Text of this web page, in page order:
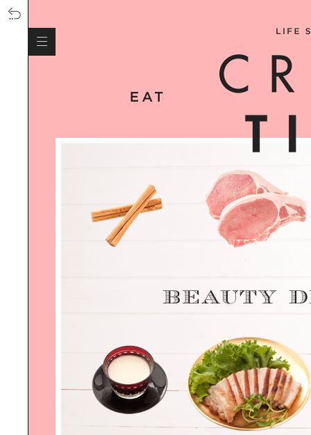
MOCKTAIL｜ノンアルコールカクテ
ルがクリエイティブに進化
REGENERATIVE TOURISM｜リジ
ェネラティブ・ツーリズムの本質を
求めて